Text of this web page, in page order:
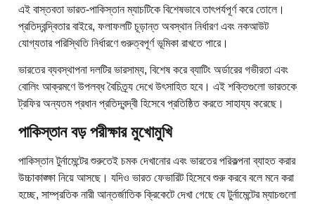
এই বাস্তবতা ভারত-পাকিস্তান ম্যাচটিকে বিশেষভাবে তাৎপর্যপূর্ণ করে তোলে।
প্রতিদ্বন্দ্বিতার বাইরে, ফলাফলটি চূড়ান্ত অবস্থান নির্ধারণ এবং নকআউট
যোগ্যতার পরিস্থিতি নির্ধারণে গুরুত্বপূর্ণ ভূমিকা রাখতে পারে।
ভারতের ব্যবস্থাপনা দলটির ভারসাম্য, বিশেষ করে ব্যাটিং অর্ডারের গভীরতা এবং
বোলিং আক্রমণে উপলব্ধ বৈচিত্র্য দেখে উৎসাহিত হবে। এই শক্তিগুলো ভারতকে
ট্রফির অন্যতম প্রধান প্রতিদ্বন্দ্বী হিসেবে প্রতিষ্ঠিত করতে সাহায্য করেছে।
পাকিস্তান বড় পরীক্ষার মুখোমুখি
পাকিস্তান টুর্নামেন্টের শুরুতেই চমক দেখানোর এবং ভারতের পরিকল্পনা ব্যাহত করার
উচ্চাকাঙ্ক্ষা নিয়ে আসছে। যদিও ভারত ফেভারিট হিসেবে শুরু করবে বলে মনে করা
হচ্ছে, সাম্প্রতিক নারী আন্তর্জাতিক ক্রিকেটে দেখা গেছে যে টুর্নামেন্টের ম্যাচগুলো